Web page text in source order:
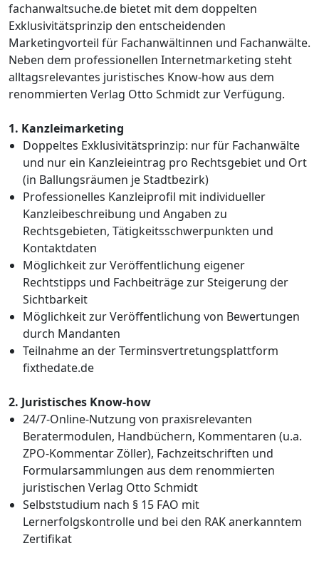
fachanwaltsuche.de bietet mit dem doppelten
Exklusivitätsprinzip den entscheidenden
Marketingvorteil für Fachanwältinnen und Fachanwälte.
Neben dem professionellen Internetmarketing steht
alltagsrelevantes juristisches Know-how aus dem
renommierten Verlag Otto Schmidt zur Verfügung.
1. Kanzleimarketing
Doppeltes Exklusivitätsprinzip: nur für Fachanwälte
und nur ein Kanzleieintrag pro Rechtsgebiet und Ort
(in Ballungsräumen je Stadtbezirk)
Professionelles Kanzleiprofil mit individueller
Kanzleibeschreibung und Angaben zu
Rechtsgebieten, Tätigkeitsschwerpunkten und
Kontaktdaten
Möglichkeit zur Veröffentlichung eigener
Rechtstipps und Fachbeiträge zur Steigerung der
Sichtbarkeit
Möglichkeit zur Veröffentlichung von Bewertungen
durch Mandanten
Teilnahme an der Terminsvertretungsplattform
fixthedate.de
2. Juristisches Know-how
24/7-Online-Nutzung von praxisrelevanten
Beratermodulen, Handbüchern, Kommentaren (u.a.
ZPO-Kommentar Zöller), Fachzeitschriften und
Formularsammlungen aus dem renommierten
juristischen Verlag Otto Schmidt
Selbststudium nach § 15 FAO mit
Lernerfolgskontrolle und bei den RAK anerkanntem
Zertifikat